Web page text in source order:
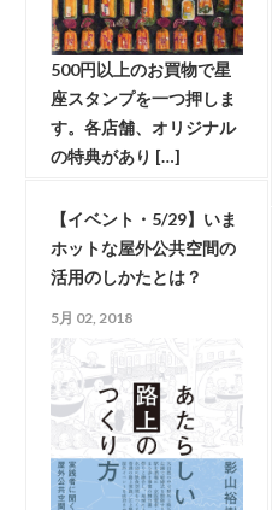
500円以上のお買物で星
座スタンプを一つ押しま
す。各店舗、オリジナル
の特典があり […]
【イベント・5/29】いま
ホットな屋外公共空間の
活用のしかたとは？
5月 02, 2018